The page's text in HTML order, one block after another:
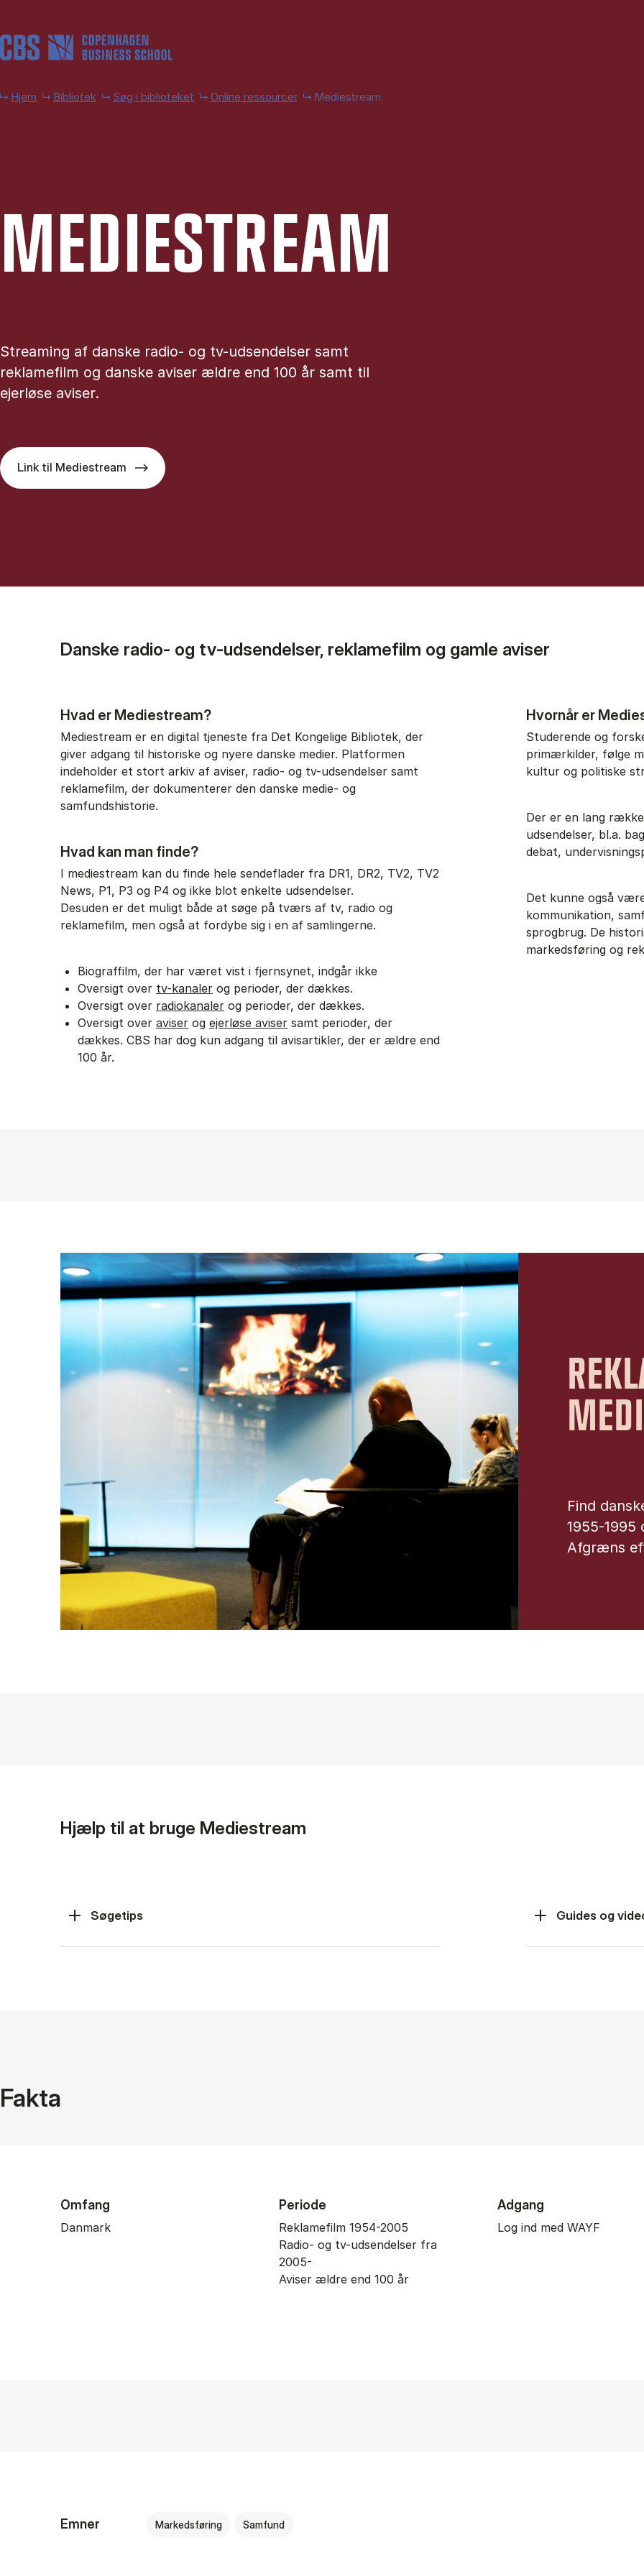
Hjem Bibliotek Søg i biblioteket Online ressourcer Mediestream
ME­DI­E­STREAM
Streaming af danske radio- og tv-udsendelser samt
reklamefilm og danske aviser ældre end 100 år samt til
ejerløse aviser.
Link til Mediestream
Danske radio- og tv-udsendelser, reklamefilm og gamle aviser
Hvad er Mediestream?
Mediestream er en digital tjeneste fra Det Kongelige Bibliotek, der
giver adgang til historiske og nyere danske medier. Platformen
indeholder et stort arkiv af aviser, radio- og tv-udsendelser samt
reklamefilm, der dokumenterer den danske medie- og
samfundshistorie.
Hvad kan man finde?
I mediestream kan du finde hele sendeflader fra DR1, DR2, TV2, TV2
News, P1, P3 og P4 og ikke blot enkelte udsendelser.
Desuden er det muligt både at søge på tværs af tv, radio og
reklamefilm, men også at fordybe sig i en af samlingerne.
Biograffilm, der har været vist i fjernsynet, indgår ikke
Oversigt over tv-kanaler og perioder, der dækkes.
Oversigt over radiokanaler og perioder, der dækkes.
Oversigt over aviser og ejerløse aviser samt perioder, der
dækkes. CBS har dog kun adgang til avisartikler, der er ældre end
100 år.
Hvornår er
Studerende og
primærkilder, følge
kultur og politiske
Der er en lang
udsendelser, bl.a.
debat,
Det kunne også
kommunikation,
sprogbrug. De
markedsføring og
Find
1955-1995
Afgræns
Hjælp til at bruge Mediestream
Søgetips Guides og
Fakta
Omfang
Danmark
Periode
Reklamefilm 1954-2005
Radio- og tv-udsendelser fra
2005-
Aviser ældre end 100 år
Adgang
Log ind med WAYF
Emner Markedsføring Samfund